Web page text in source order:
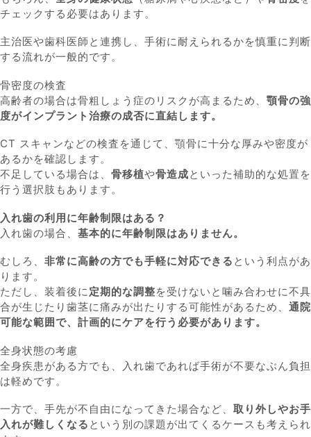
チェックする必要はあります。
主治医や歯科医師と連携し、手術に耐えられるかを慎重に判断
する流れが一般的です。
骨密度の検査
高齢者の場合は骨粗しょう症のリスクが高まるため、 顎骨の強
度がインプラント治療の成否に直結します。
CT スキャンなどの検査を通じて、顎骨に十分な厚みや密度が
あるかを確認します。
不足している場合は、 骨移植や骨造成といった補助的な処置を
行う選択肢もあります。
入れ歯の利用に年齢制限はある？
入れ歯の場合、 基本的に年齢制限はありません。
むしろ、 非常に高齢の方でも手軽に対応できる という利点があ
ります。
ただし、装着後に定期的な調整を受けないと噛み合わせに不具
合が生じたり歯茎に痛みが出たりする可能性があるため、 通院
可能な範囲で、計画的にケアを行う必要があります。
全身状態の考慮
全身疾患がある方でも、入れ歯であれば手術が不要なぶん負担
は軽めです。
一方で、手先が不自由になってきた場合など、 取り外しやお手
入れが難しくなる という別の課題が出てくるケースも考えられ